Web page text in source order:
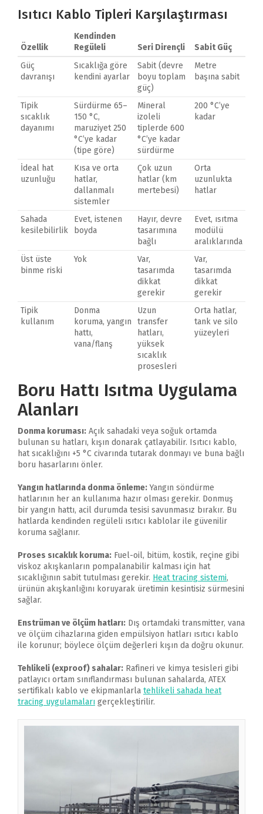
Isıtıcı Kablo Tipleri Karşılaştırması
Özellik
Kendinden
Regüleli
Seri Dirençli
Sabit Güç
Güç
davranışı
Sıcaklığa göre
kendini ayarlar
Sabit (devre
boyu toplam
güç)
Metre
başına sabit
Tipik
sıcaklık
dayanımı
Sürdürme 65–
150 °C,
maruziyet 250
°C’ye kadar
(tipe göre)
Mineral
izoleli
tiplerde 600
°C’ye kadar
sürdürme
200 °C’ye
kadar
İdeal hat
uzunluğu
Kısa ve orta
hatlar,
dallanmalı
sistemler
Çok uzun
hatlar (km
mertebesi)
Orta
uzunlukta
hatlar
Sahada
kesilebilirlik
Evet, istenen
boyda
Hayır, devre
tasarımına
bağlı
Evet, ısıtma
modülü
aralıklarında
Üst üste
binme riski
Yok
Var,
tasarımda
dikkat
gerekir
Var,
tasarımda
dikkat
gerekir
Tipik
kullanım
Donma
koruma, yangın
hattı,
vana/flanş
Uzun
transfer
hatları,
yüksek
sıcaklık
prosesleri
Orta hatlar,
tank ve silo
yüzeyleri
Boru Hattı Isıtma Uygulama
Alanları
Donma koruması: Açık sahadaki veya soğuk ortamda
bulunan su hatları, kışın donarak çatlayabilir. Isıtıcı kablo,
hat sıcaklığını +5 °C civarında tutarak donmayı ve buna bağlı
boru hasarlarını önler.
Yangın hatlarında donma önleme:Yangın söndürme
hatlarının her an kullanıma hazır olması gerekir. Donmuş
bir yangın hattı, acil durumda tesisi savunmasız bırakır. Bu
hatlarda kendinden regüleli ısıtıcı kablolar ile güvenilir
koruma sağlanır.
Proses sıcaklık koruma: Fuel-oil, bitüm, kostik, reçine gibi
viskoz akışkanların pompalanabilir kalması için hat
sıcaklığının sabit tutulması gerekir. Heat tracing sistemi,
ürünün akışkanlığını koruyarak üretimin kesintisiz sürmesini
sağlar.
Enstrüman ve ölçüm hatları: Dış ortamdaki transmitter, vana
ve ölçüm cihazlarına giden empülsiyon hatları ısıtıcı kablo
ile korunur; böylece ölçüm değerleri kışın da doğru okunur.
Tehlikeli (exproof) sahalar: Rafineri ve kimya tesisleri gibi
patlayıcı ortam sınıflandırması bulunan sahalarda, ATEX
sertifikalı kablo ve ekipmanlarla tehlikeli sahada heat
tracing uygulamaları gerçekleştirilir.